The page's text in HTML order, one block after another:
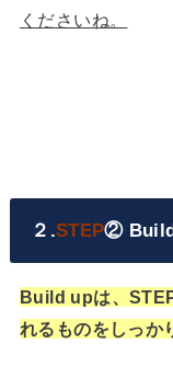
くださいね。
２.STEP②
Build upは、
れるものをしっか